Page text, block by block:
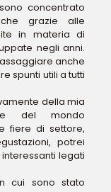
concentrato
grazie alle
in materia di
negli anni.
anche
spunti utili a tutti
della mia
del mondo
fiere di settore,
potrei
legati
cui sono stato